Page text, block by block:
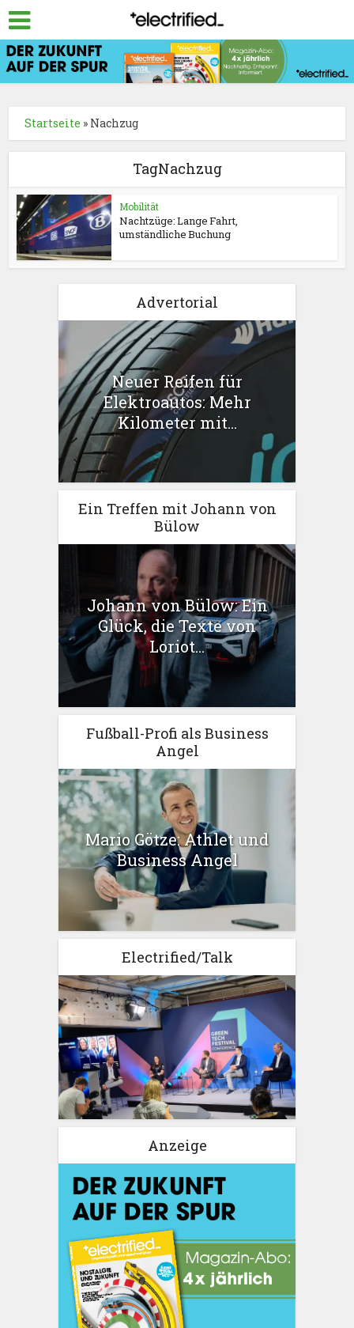
Startseite » Nachzug
TagNachzug
Mobilität
Nachtzüge: Lange Fahrt,
umständliche Buchung
Advertorial
Neuer Reifen für
Elektroautos: Mehr
Kilometer mit...
Ein Treffen mit Johann von
Bülow
Johann von Bülow: Ein
Glück, die Texte von
Loriot...
Fußball-Profi als Business
Angel
Mario Götze: Athlet und
Business Angel
Electrified/Talk
Anzeige